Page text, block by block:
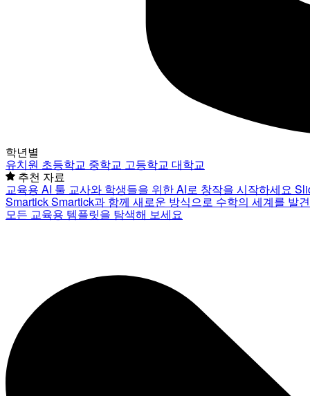
학년별
유치원 초등학교 중학교 고등학교 대학교
추천 자료
교육용 AI 툴 교사와 학생들을 위한 AI로 창작을 시작하세요
SmartickSmartick과 함께 새로운 방식으로 수학의 세계를 발
모든 교육용 템플릿을 탐색해 보세요